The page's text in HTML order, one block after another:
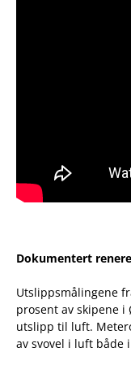
Dokumentert
Utslippsmålingene
prosent av skipene
utslipp til luft.
av svovel i luft både